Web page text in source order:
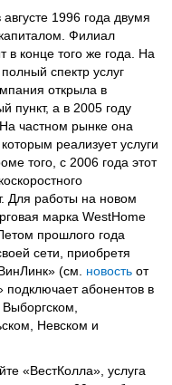
1996 года двумя
Филиал
в конце того же года. На
спектр услуг
открыла в
пункт, а в 2005 году
частном рынке она
реализует услуги
того, с 2006 года этот
Для работы на новом
марка WestHome
прошлого года
сети, приобретя
(см. новость от
подключает абонентов в
Невском и
«ВестКолла», услуга